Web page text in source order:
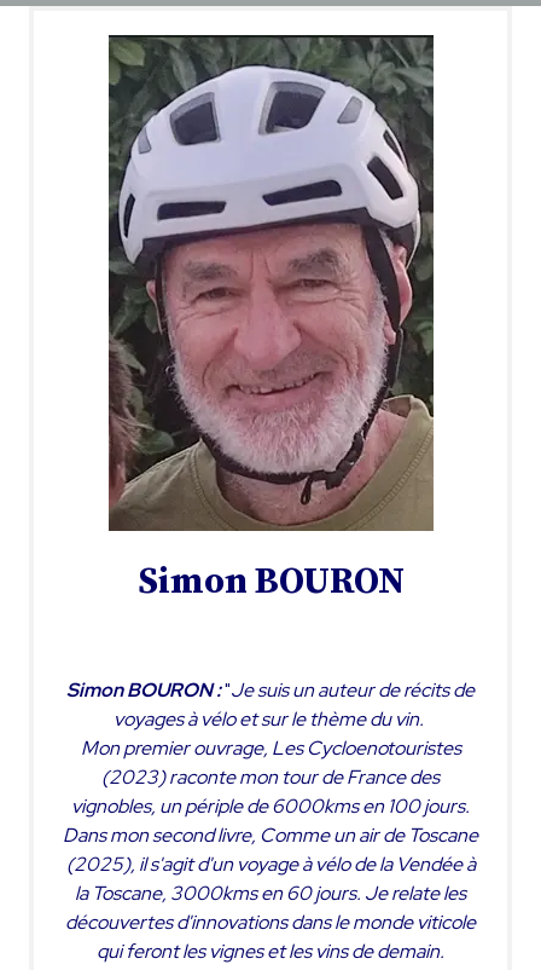
Simon BOURON
Simon BOURON :"Je suis un auteur de récits de
voyages à vélo et sur le thème du vin.
Mon premier ouvrage, Les Cycloenotouristes
(2023) raconte mon tour de France des
vignobles, un périple de 6000kms en 100 jours.
Dans mon second livre, Comme un air de Toscane
(2025), il s'agit d'un voyage à vélo de la Vendée à
la Toscane, 3000kms en 60 jours. Je relate les
découvertes d'innovations dans le monde viticole
qui feront les vignes et les vins de demain.